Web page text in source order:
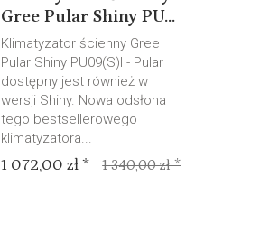
Gree Pular Shiny PU...
Klimatyzator ścienny Gree
Pular Shiny PU09(S)I - Pular
dostępny jest również w
wersji Shiny. Nowa odsłona
tego bestsellerowego
klimatyzatora...
1 072,00 zł * 1 340,00 zł *